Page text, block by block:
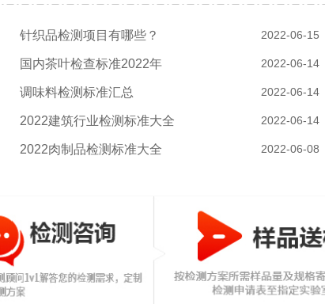
针织品检测项目有哪些？ 2022-06-15
国内茶叶检查标准2022年 2022-06-14
调味料检测标准汇总 2022-06-14
2022建筑行业检测标准大全 2022-06-14
2022肉制品检测标准大全 2022-06-08